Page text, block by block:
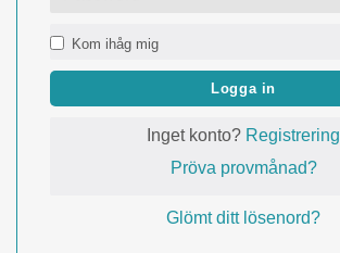
Kom ihåg mig
Logga in
Inget konto? Registrering
Pröva provmånad?
Glömt ditt lösenord?